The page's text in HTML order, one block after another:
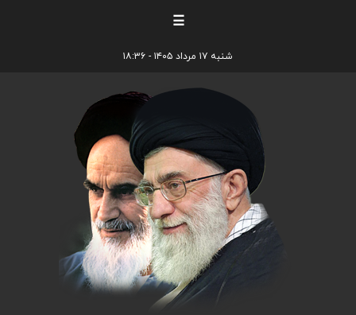
☰
شنبه ۱۷ مرداد ۱۴۰۵ - ۱۸:۳۶